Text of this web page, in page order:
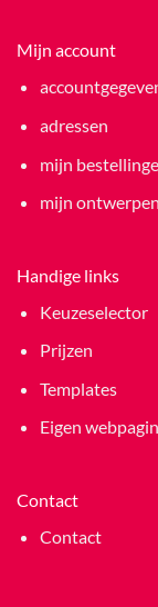
Mijn account
adressen
mijn
mijn ontwerpen
Handige links
Keuzeselector
Prijzen
Templates
Eigen
Contact
Contact